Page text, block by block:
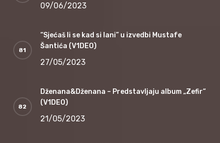
09/06/2023
“Sjećaš li se kad si lani” u izvedbi Mustafe
Šantića (V1DEO)
27/05/2023
Dženana&Dženana – Predstavljaju album „Zefir“
(V1DEO)
21/05/2023